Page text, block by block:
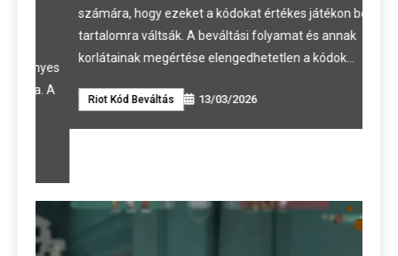
számára, hogy ezeket a kódokat értékes játékon belüli
tartalomra váltsák. A beváltási folyamat és annak
korlátainak megértése elengedhetetlen a kódok…
Riot Kód Beváltás 13/03/2026